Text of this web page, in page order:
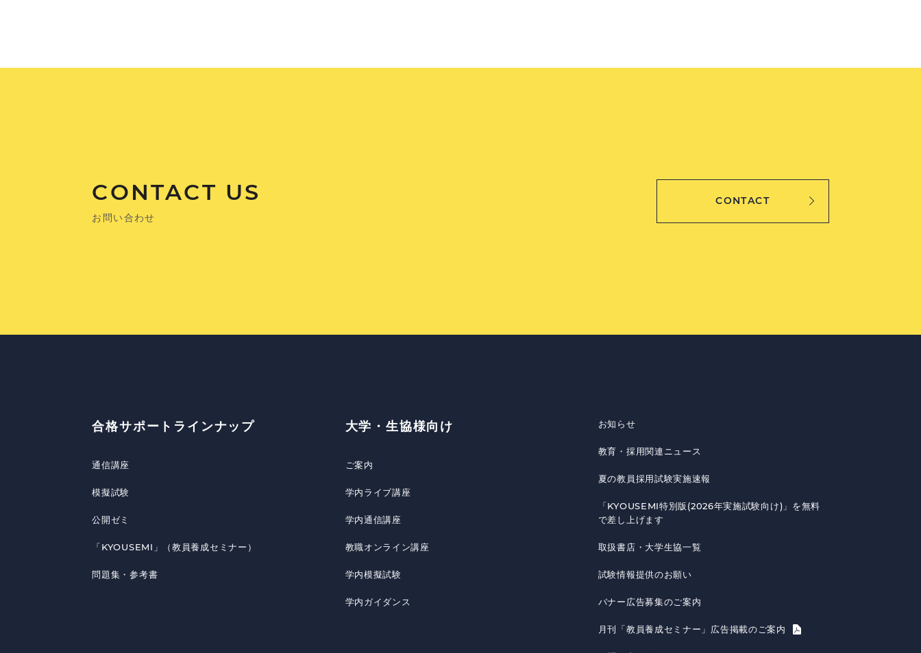
CONTACT US
お問い合わせ
CONTACT
合格サポートラインナップ
通信講座
模擬試験
公開ゼミ
「KYOUSEMI」（教員養成セミナー）
問題集・参考書
大学・生協様向け
ご案内
学内ライブ講座
学内通信講座
教職オンライン講座
学内模擬試験
学内ガイダンス
お知らせ
教育・採用関連ニュース
夏の教員採用試験実施速報
「KYOUSEMI特別版(2026年実施試験向け)」を無料
で差し上げます
取扱書店・大学生協一覧
試験情報提供のお願い
バナー広告募集のご案内
月刊「教員養成セミナー」広告掲載のご案内